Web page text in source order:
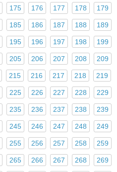
175 176 177 178 179
185 186 187 188 189
195 196 197 198 199
205 206 207 208 209
215 216 217 218 219
225 226 227 228 229
235 236 237 238 239
245 246 247 248 249
255 256 257 258 259
265 266 267 268 269